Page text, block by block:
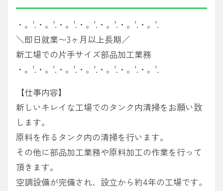
・。'.・。'.・。'.・。'.・。'.・。'.・。'.
＼即日就業〜3ヶ月以上長期／
新工場での片手サイズ部品加工業務
・。'.・。'.・。'.・。'.・。'.・。'.・。'.
【仕事内容】
新しいキレイな工場でのタンク内清掃をお願い致
します。
原料を作るタンク内の清掃を行います。
その他に部品加工業務や原料加工の作業を行って
頂きます。
空調設備が完備され、設立から約4年の工場です。